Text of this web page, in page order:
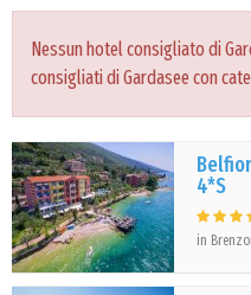
Nessun hotel consigliato di
consigliati di Gardasee con
4*S
in